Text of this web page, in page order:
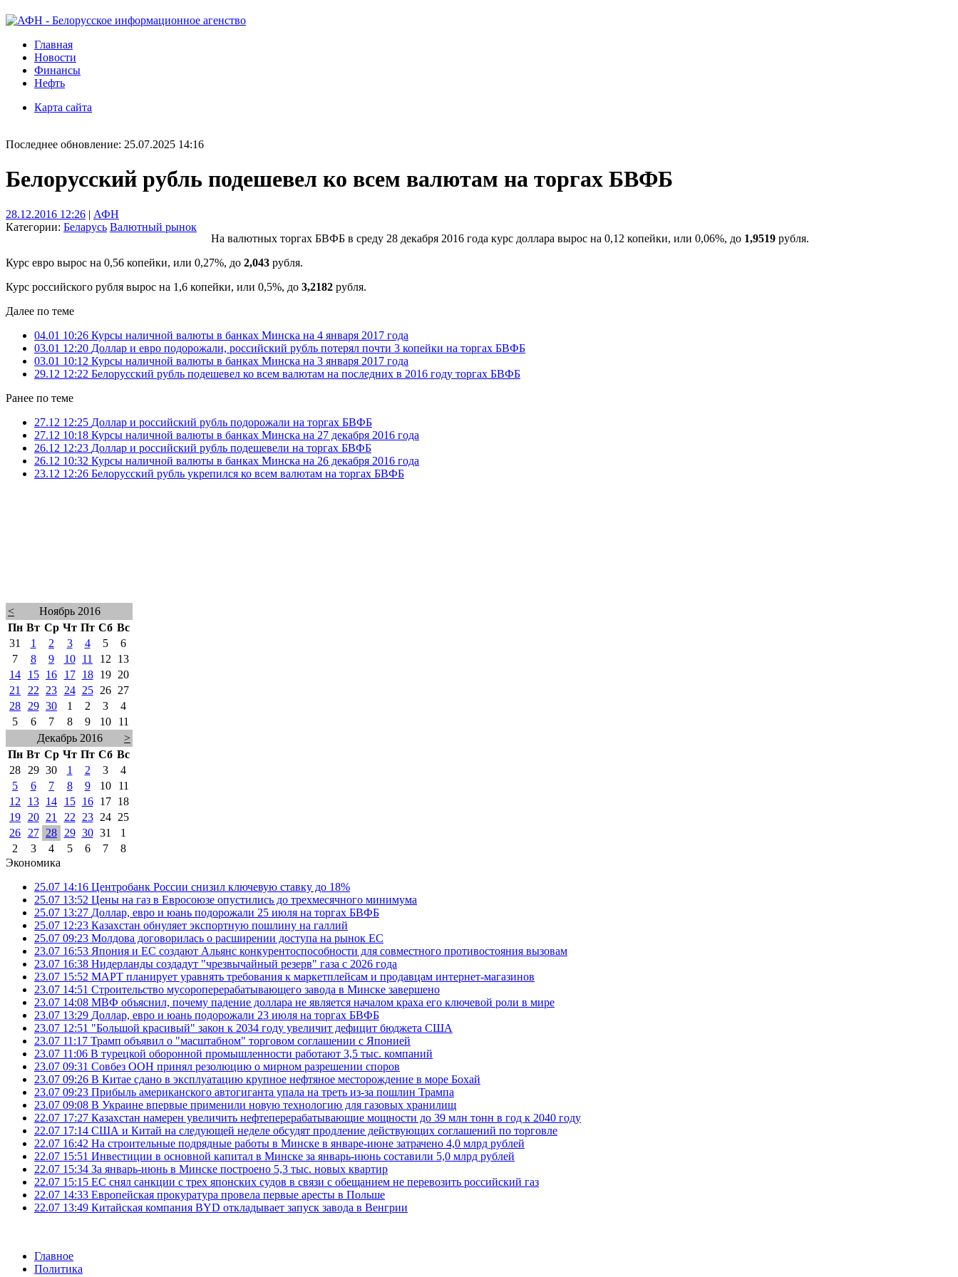
Главная
Новости
Финансы
Нефть
Карта сайта
Последнее обновление: 25.07.2025 14:16
Белорусский рубль подешевел ко всем валютам на торгах БВФБ
28.12.2016 12:26 | АФН
Категории: Беларусь Валютный рынок
На валютных торгах БВФБ в среду 28 декабря 2016 года курс доллара вырос на 0,12 копейки, или 0,06%, до 1,9519 рубля.
Курс евро вырос на 0,56 копейки, или 0,27%, до 2,043 рубля.
Курс российского рубля вырос на 1,6 копейки, или 0,5%, до 3,2182 рубля.
Далее по теме
04.01 10:26 Курсы наличной валюты в банках Минска на 4 января 2017 года
03.01 12:20 Доллар и евро подорожали, российский рубль потерял почти 3 копейки на торгах БВФБ
03.01 10:12 Курсы наличной валюты в банках Минска на 3 января 2017 года
29.12 12:22 Белорусский рубль подешевел ко всем валютам на последних в 2016 году торгах БВФБ
Ранее по теме
27.12 12:25 Доллар и российский рубль подорожали на торгах БВФБ
27.12 10:18 Курсы наличной валюты в банках Минска на 27 декабря 2016 года
26.12 12:23 Доллар и российский рубль подешевели на торгах БВФБ
26.12 10:32 Курсы наличной валюты в банках Минска на 26 декабря 2016 года
23.12 12:26 Белорусский рубль укрепился ко всем валютам на торгах БВФБ
<
Ноябрь 2016
Пн Вт Ср Чт Пт Сб Вс
31
1 2 3 4 5
6
7
8 9 10 11 12
13
14
15 16 17 18 19
20
21
22 23 24 25 26
27
28
29 30 1 2 3
4
5
6 7 8 9 10
11
Декабрь 2016
>
Пн Вт Ср Чт Пт Сб Вс
28
29 30 1 2 3
4
5
6 7 8 9 10
11
12
13 14 15 16 17
18
19
20 21 22 23 24
25
26
27 28 29 30 31
1
2
3 4 5 6 7
8
Экономика
25.07 14:16 Центробанк России снизил ключевую ставку до 18%
25.07 13:52 Цены на газ в Евросоюзе опустились до трехмесячного минимума
25.07 13:27 Доллар, евро и юань подорожали 25 июля на торгах БВФБ
25.07 12:23 Казахстан обнуляет экспортную пошлину на галлий
25.07 09:23 Молдова договорилась о расширении доступа на рынок ЕС
23.07 16:53 Япония и ЕС создают Альянс конкурентоспособности для совместного противостояния вызовам
23.07 16:38 Нидерланды создадут "чрезвычайный резерв" газа с 2026 года
23.07 15:52 МАРТ планирует уравнять требования к маркетплейсам и продавцам интернет-магазинов
23.07 14:51 Строительство мусороперерабатывающего завода в Минске завершено
23.07 14:08 МВФ объяснил, почему падение доллара не является началом краха его ключевой роли в мире
23.07 13:29 Доллар, евро и юань подорожали 23 июля на торгах БВФБ
23.07 12:51 "Большой красивый" закон к 2034 году увеличит дефицит бюджета США
23.07 11:17 Трамп объявил о "масштабном" торговом соглашении с Японией
23.07 11:06 В турецкой оборонной промышленности работают 3,5 тыс. компаний
23.07 09:31 Совбез ООН принял резолюцию о мирном разрешении споров
23.07 09:26 В Китае сдано в эксплуатацию крупное нефтяное месторождение в море Бохай
23.07 09:23 Прибыль американского автогиганта упала на треть из-за пошлин Трампа
23.07 09:08 В Украине впервые применили новую технологию для газовых хранилищ
22.07 17:27 Казахстан намерен увеличить нефтеперерабатывающие мощности до 39 млн тонн в год к 2040 году
22.07 17:14 США и Китай на следующей неделе обсудят продление действующих соглашений по торговле
22.07 16:42 На строительные подрядные работы в Минске в январе-июне затрачено 4,0 млрд рублей
22.07 15:51 Инвестиции в основной капитал в Минске за январь-июнь составили 5,0 млрд рублей
22.07 15:34 За январь-июнь в Минске построено 5,3 тыс. новых квартир
22.07 15:15 ЕС снял санкции с трех японских судов в связи с обещанием не перевозить российский газ
22.07 14:33 Европейская прокуратура провела первые аресты в Польше
22.07 13:49 Китайская компания BYD откладывает запуск завода в Венгрии
Главное
Политика